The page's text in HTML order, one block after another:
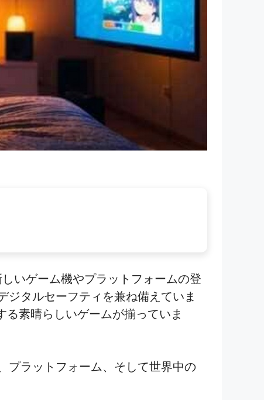
いゲーム機やプラットフォームの登
タルセーフティを兼ね備えていま
素晴らしいゲームが揃っていま
プラットフォーム、そして世界中の